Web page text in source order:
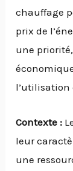
chauffage
prix de
une
l’utilisation
Contexte :
leur
une